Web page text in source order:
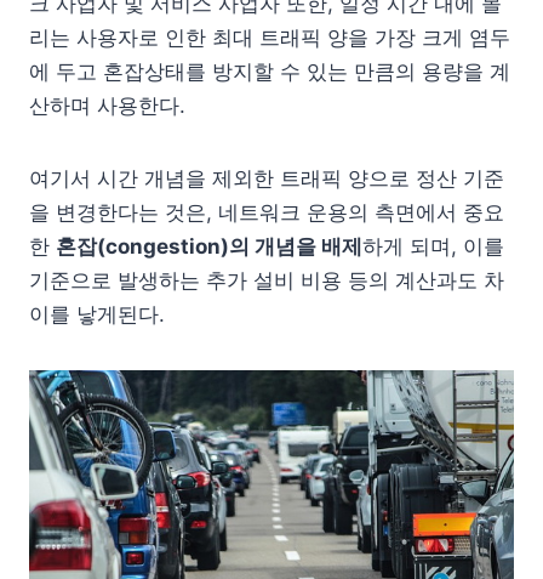
리는 사용자로 인한 최대 트래픽 양을 가장 크게 염두
에 두고 혼잡상태를 방지할 수 있는 만큼의 용량을 계
산하며 사용한다.
여기서 시간 개념을 제외한 트래픽 양으로 정산 기준
을 변경한다는 것은, 네트워크 운용의 측면에서 중요
한 혼잡(congestion)의 개념을 배제 하게 되며, 이를
기준으로 발생하는 추가 설비 비용 등의 계산과도 차
이를 낳게된다.